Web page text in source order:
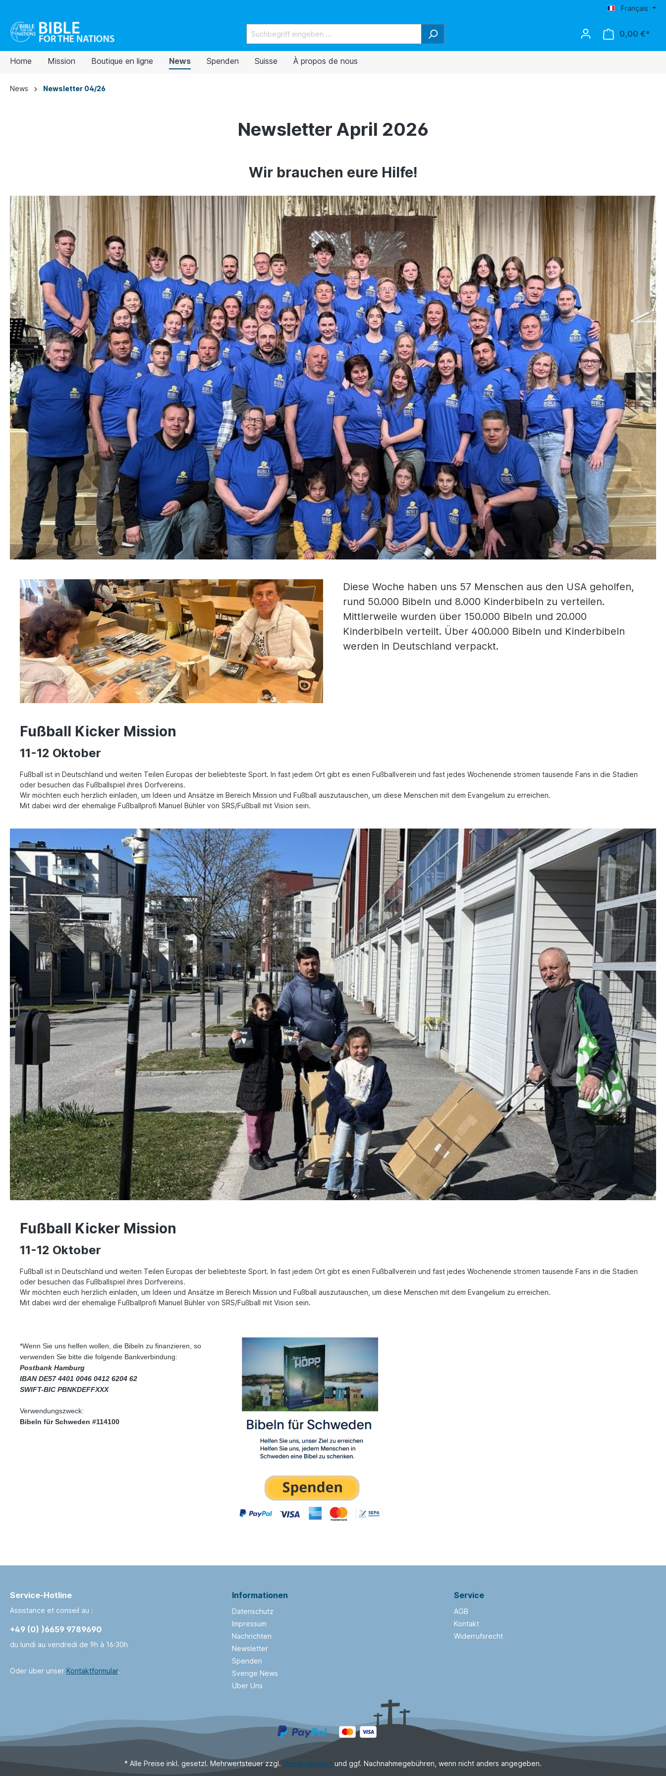
Français
0,00 €*
Home Mission Boutique en ligne News Spenden Suisse À propos de nous
News Newsletter 04/26
Newsletter April 2026
Wir brauchen eure Hilfe!
Diese Woche haben uns 57 Menschen aus den USA geholfen,
rund 50.000 Bibeln und 8.000 Kinderbibeln zu verteilen.
Mittlerweile wurden über 150.000 Bibeln und 20.000
Kinderbibeln verteilt. Über 400.000 Bibeln und Kinderbibeln
werden in Deutschland verpackt.
Fußball Kicker Mission
11-12 Oktober
Fußball ist in Deutschland und weiten Teilen Europas der beliebteste Sport. In fast jedem Ort gibt es einen Fußballverein und fast jedes Wochenende strömen tausende Fans in die Stadien
oder besuchen das Fußballspiel ihres Dorfvereins.
Wir möchten euch herzlich einladen, um Ideen und Ansätze im Bereich Mission und Fußball auszutauschen, um diese Menschen mit dem Evangelium zu erreichen.
Mit dabei wird der ehemalige Fußballprofi Manuel Bühler von SRS/Fußball mit Vision sein.
Fußball Kicker Mission
11-12 Oktober
Fußball ist in Deutschland und weiten Teilen Europas der beliebteste Sport. In fast jedem Ort gibt es einen Fußballverein und fast jedes Wochenende strömen tausende Fans in die Stadien
oder besuchen das Fußballspiel ihres Dorfvereins.
Wir möchten euch herzlich einladen, um Ideen und Ansätze im Bereich Mission und Fußball auszutauschen, um diese Menschen mit dem Evangelium zu erreichen.
Mit dabei wird der ehemalige Fußballprofi Manuel Bühler von SRS/Fußball mit Vision sein.
*Wenn Sie uns helfen wollen, die Bibeln zu finanzieren, so
verwenden Sie bitte die folgende Bankverbindung:
Postbank Hamburg
IBAN DE57 4401 0046 0412 6204 62
SWIFT-BIC PBNKDEFFXXX
Verwendungszweck:
Bibeln für Schweden #114100
Service-Hotline
Assistance et conseil au :
+49 (0) )6659 9789690
du lundi au vendredi de 9h à 16:30h
Oder über unser Kontaktformular.
Informationen
Datenschutz
Impressum
Nachrichten
Newsletter
Spenden
Sverige News
Über Uns
Service
AGB
Kontakt
Widerrufsrecht
* Alle Preise inkl. gesetzl. Mehrwertsteuer zzgl. Versandkosten und ggf. Nachnahmegebühren, wenn nicht anders angegeben.